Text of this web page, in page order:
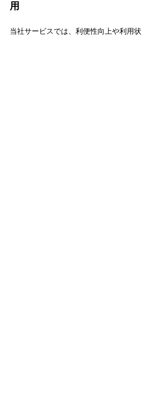
用
当社サービスでは、利便性向上や利用状